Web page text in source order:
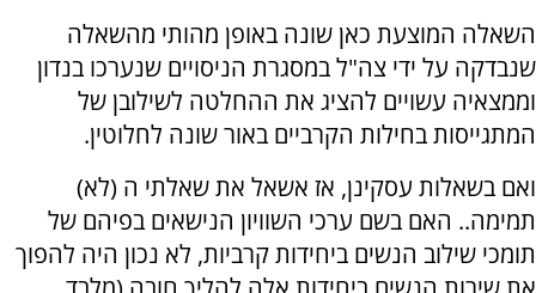
השאלה המוצעת כאן שונה באופן מהותי מהשאלה
שנבדקה על ידי צה"ל במסגרת הניסויים שנערכו בנדון
וממצאיה עשויים להציג את ההחלטה לשילובן של
המתגייסות בחילות הקרביים באור שונה לחלוטין.
ואם בשאלות עסקינן, אז אשאל את שאלתי ה (לא)
תמימה.. האם בשם ערכי השוויון הנישאים בפיהם של
תומכי שילוב הנשים ביחידות קרביות, לא נכון היה להפוך